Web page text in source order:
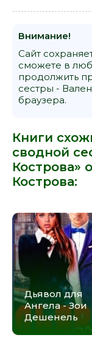
Внимание!
Сайт
сможете в
продолжить
сестры -
браузера.
Книги
сводной
Кострова»
Кострова:
Дьявол для
Ангела - Зои
Дешенель